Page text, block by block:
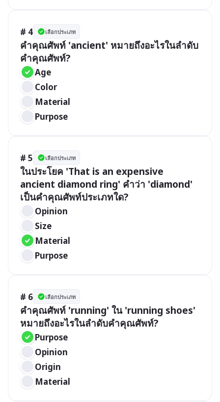
# 4 เลือกประเภท
คำคุณศัพท์ 'ancient' หมายถึงอะไรในลำดับ
คำคุณศัพท์?
Age
Color
Material
Purpose
# 5 เลือกประเภท
ในประโยค 'That is an expensive
ancient diamond ring' คำว่า 'diamond'
เป็นคำคุณศัพท์ประเภทใด?
Opinion
Size
Material
Purpose
# 6 เลือกประเภท
คำคุณศัพท์ 'running' ใน 'running shoes'
หมายถึงอะไรในลำดับคำคุณศัพท์?
Purpose
Opinion
Origin
Material